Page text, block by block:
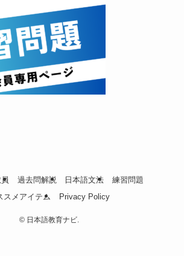
過去問解説 日本語文法
練習問題
スメアイテム
Privacy Policy
©日本語教育ナビ.